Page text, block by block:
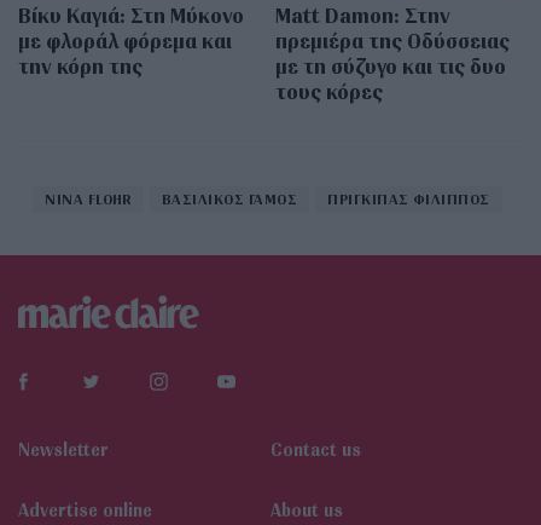
Βίκυ Καγιά: Στη Μύκονο
με φλοράλ φόρεμα και
την κόρη της
Matt Damon: Στην
πρεμιέρα της Οδύσσειας
με τη σύζυγο και τις δυο
τους κόρες
NINA FLOHR ΒΑΣΙΛΙΚΟΣ ΓΑΜΟΣ ΠΡΙΓΚΙΠΑΣ ΦΙΛΙΠΠΟΣ
Newsletter Contact us
Αdvertise online About us